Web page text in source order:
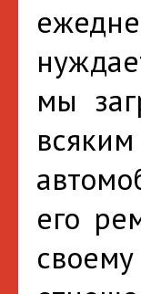
мы
его